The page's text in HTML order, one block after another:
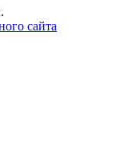
сайта